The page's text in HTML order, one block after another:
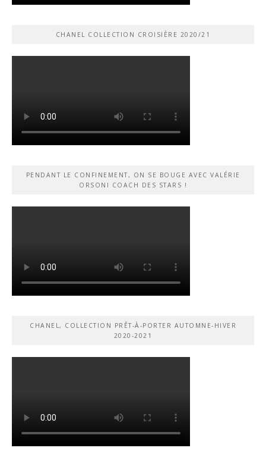
CHANEL COLLECTION CROISIÈRE 2020/21
PENDANT LE CONFINEMENT, ON SE BOUGE AVEC VALÉRIE
ORSONI COACH DES STARS !
CHANEL, COLLECTION PRÊT-À-PORTER AUTOMNE-HIVER
2020-2021